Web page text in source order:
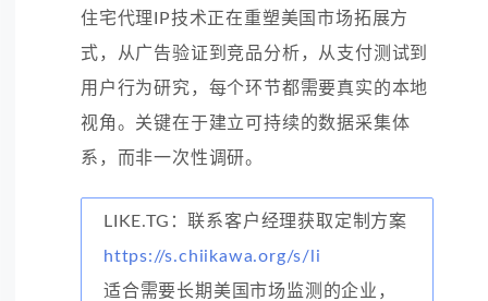
住宅代理IP技术正在重塑美国市场拓展方
式，从广告验证到竞品分析，从支付测试到
用户行为研究，每个环节都需要真实的本地
视角。关键在于建立可持续的数据采集体
系，而非一次性调研。
LIKE.TG：联系客户经理获取定制方案
https://s.chiikawa.org/s/li
适合需要长期美国市场监测的企业，